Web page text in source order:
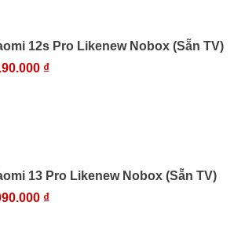
12s Pro Likenew Nobox (Sẵn TV)
₫
13 Pro Likenew Nobox (Sẵn TV)
₫